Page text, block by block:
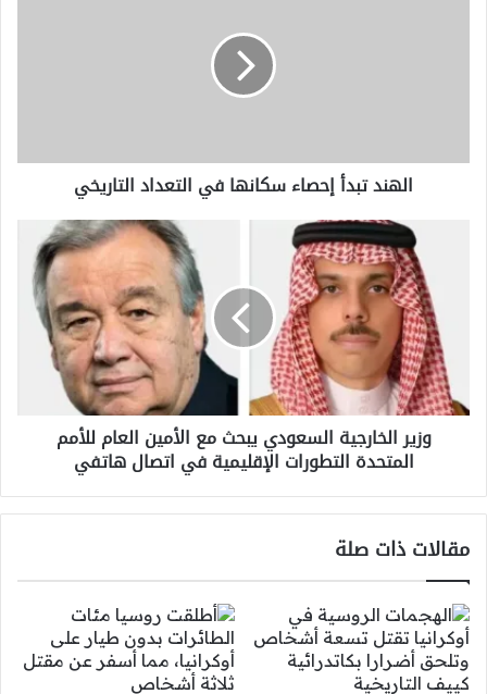
الهند تبدأ إحصاء سكانها في التعداد التاريخي
الخارجية
السعودي
يبحث
الأمين
العام
للأمم
المتحدة
التطورات
الإقليمية
اتصال
وزير الخارجية السعودي يبحث مع الأمين العام للأمم
المتحدة التطورات الإقليمية في اتصال هاتفي
مقالات ذات صلة